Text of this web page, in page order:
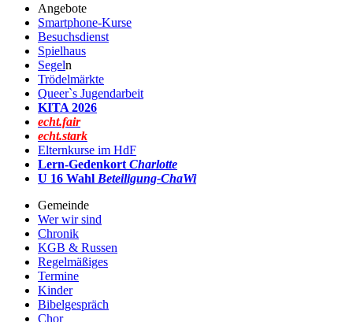
Angebote
Smartphone-Kurse
Besuchsdienst
Spielhaus
Segeln
Trödelmärkte
Queer`s Jugendarbeit
KITA 2026
echt.fair
echt.stark
Elternkurse im HdF
Lern-Gedenkort Charlotte
U 16 Wahl Beteiligung-ChaWi
Gemeinde
Wer wir sind
Chronik
KGB & Russen
Regelmäßiges
Termine
Kinder
Bibelgespräch
Chor